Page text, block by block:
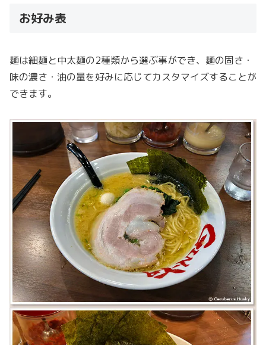
お好み表
麺は細麺と中太麺の2種類から選ぶ事ができ、麺の固さ・
味の濃さ・油の量を好みに応じてカスタマイズすることが
できます。